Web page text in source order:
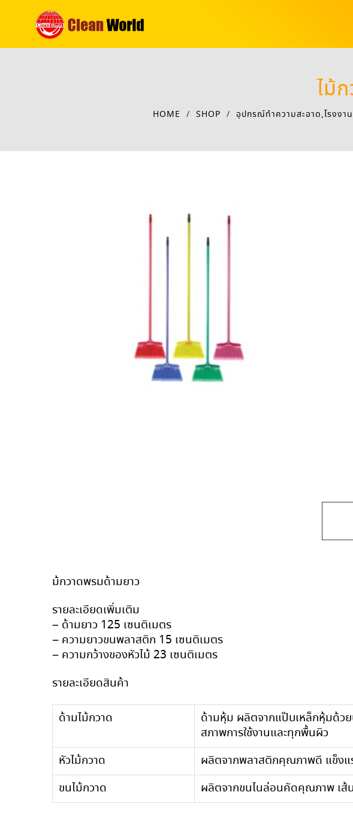
ไม้
HOME / SHOP / อุปกรณ์ทําความสะอาด,โรงง
ม้กวาดพรมด้ามยาว
รายละเอียดเพิ่มเติม
– ด้ามยาว 125 เซนติเมตร
– ความยาวขนพลาสติก 15 เซนติเมตร
– ความกว้างของหัวไม้ 23 เซนติเมตร
รายละเอียดสินค้า
ด้ามไม้กวาด ด้ามหุ้ม ผลิตจากแป๊บเหล็กหุ้มด้ว
สภาพการใช้งานและทุกพื้นผิว
หัวไม้กวาด
ผลิตจากพลาสติกคุณภาพดี แข็งแ
ขนไม้กวาด
ผลิตจากขนไนล่อนคัดคุณภาพ เส้